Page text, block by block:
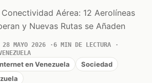
Aérea: 12 Aerolíneas
y Nuevas Rutas se Añaden
28 MAYO 2026
6 MIN DE LECTURA
en Venezuela
Sociedad